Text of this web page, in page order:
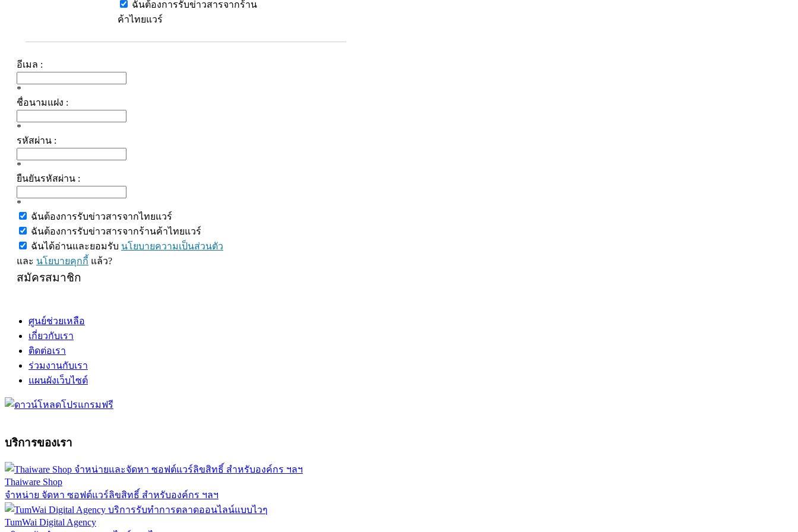
ฉันต้องการรับข่าวสารจากร้าน
ค้าไทยแวร์
อีเมล :
*
ชื่อนามแฝง :
*
รหัสผ่าน :
*
ยืนยันรหัสผ่าน :
*
ฉันต้องการรับข่าวสารจากไทยแวร์
ฉันต้องการรับข่าวสารจากร้านค้าไทยแวร์
ฉันได้อ่านและยอมรับ นโยบายความเป็นส่วนตัว
และ นโยบายคุกกี้ แล้ว?
สมัครสมาชิก
ศูนย์ช่วยเหลือ
เกี่ยวกับเรา
ติดต่อเรา
ร่วมงานกับเรา
แผนผังเว็บไซต์
บริการของเรา
Thaiware Shop
จำหน่าย จัดหา ซอฟต์แวร์ลิขสิทธิ์ สำหรับองค์กร ฯลฯ
TumWai Digital Agency